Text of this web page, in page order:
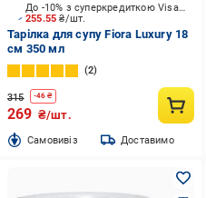
255.55₴/шт.
До -10% з суперкредиткою Visa Вигода
Тарілка для супу Fiora Luxury 18
см 350 мл
2
315 -46 ₴
269 ₴/шт.
Cамовивіз Доставимо